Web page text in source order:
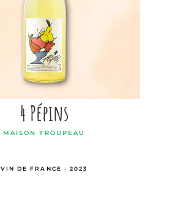
4 Pépins
MAISON TROUPEAU
VIN DE FRANCE - 2023